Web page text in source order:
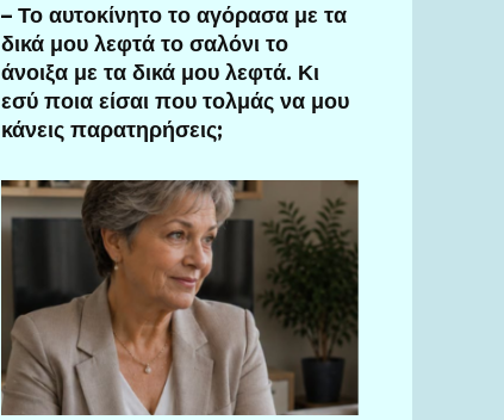
– Το αυτοκίνητο το αγόρασα με τα
δικά μου λεφτά το σαλόνι το
άνοιξα με τα δικά μου λεφτά. Κι
εσύ ποια είσαι που τολμάς να μου
κάνεις παρατηρήσεις;